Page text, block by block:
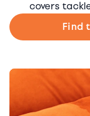
covers
Find